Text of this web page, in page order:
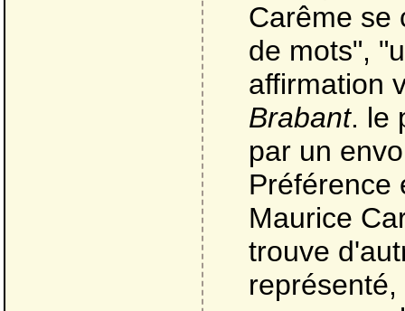
Carême se
de mots",
affirmation
Brabant. le
par un
Préférence
Maurice
trouve